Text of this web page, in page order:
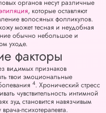
органов несут различные
, которые оставляют
волосяных фолликулов.
может тесная и неудобная
обычно небольшое и
уходе.
факторы
видимых признаков
твои эмоциональные
4. Хронический стресс
чувствительность интимной
зуд становится навязчивым
психотерапевта.